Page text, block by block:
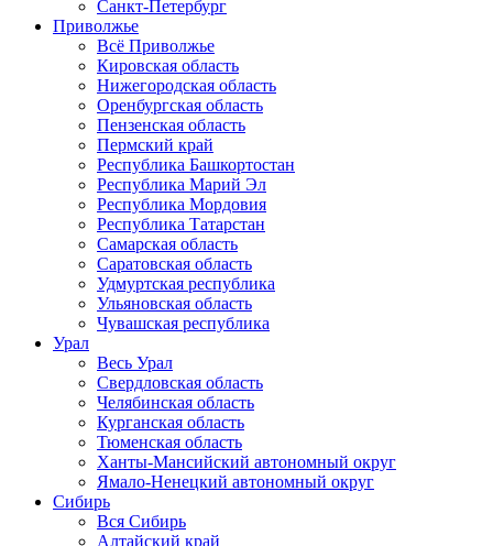
Санкт-Петербург
Приволжье
Всё Приволжье
Кировская область
Нижегородская область
Оренбургская область
Пензенская область
Пермский край
Республика Башкортостан
Республика Марий Эл
Республика Мордовия
Республика Татарстан
Самарская область
Саратовская область
Удмуртская республика
Ульяновская область
Чувашская республика
Урал
Весь Урал
Свердловская область
Челябинская область
Курганская область
Тюменская область
Ханты-Мансийский автономный округ
Ямало-Ненецкий автономный округ
Сибирь
Вся Сибирь
Алтайский край